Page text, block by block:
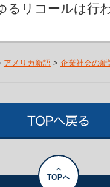
るリコールは行
アメリカ新語> 企業社会の新
TOPへ